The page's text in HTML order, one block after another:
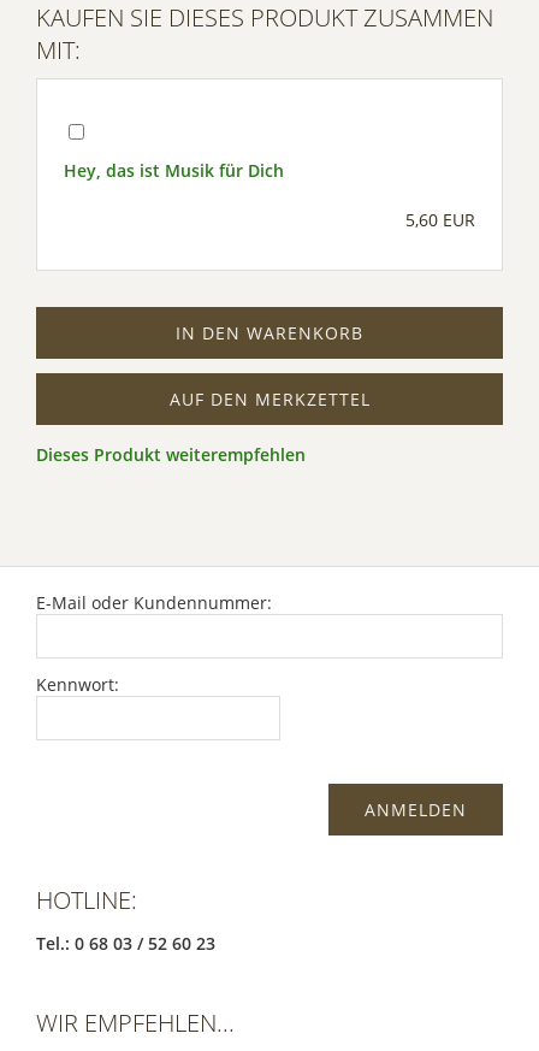
KAUFEN SIE DIESES PRODUKT ZUSAMMEN
MIT:
Hey, das ist Musik für Dich
5,60 EUR
IN DEN WARENKORB
AUF DEN MERKZETTEL
Dieses Produkt weiterempfehlen
E-Mail oder Kundennummer:
Kennwort:
HOTLINE:
Tel.: 0 68 03 / 52 60 23
WIR EMPFEHLEN...